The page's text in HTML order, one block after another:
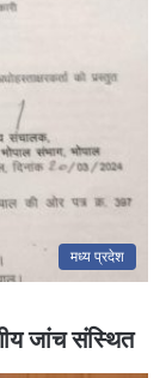
मध्य प्रदेश
जांच संस्थित